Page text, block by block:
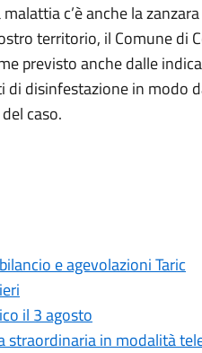
c’è anche la
territorio, il Comune di
previsto anche dalle
disinfestazione in modo
caso.
e agevolazioni Taric
il 3 agosto
straordinaria in modalità